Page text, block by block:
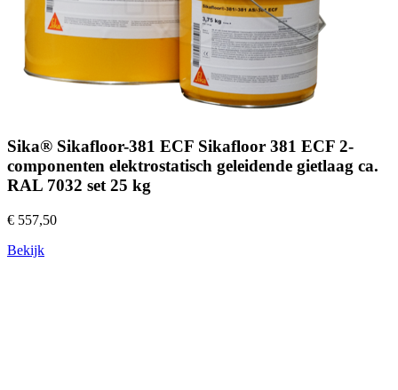
Sika® Sikafloor-381 ECF Sikafloor 381 ECF 2-
componenten elektrostatisch geleidende gietlaag ca.
RAL 7032 set 25 kg
€ 557,50
Bekijk